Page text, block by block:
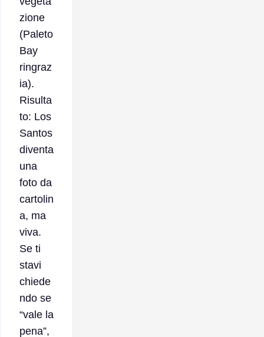
zione
(Paleto
Bay
ringraz
ia).
Risulta
to: Los
Santos
diventa
una
foto da
cartolin
a, ma
viva.
Se ti
stavi
chiede
ndo se
“vale la
pena”,